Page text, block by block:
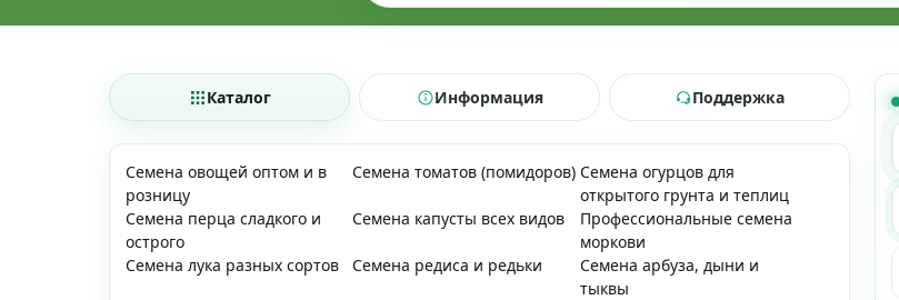
Каталог Информация Поддержка
Семена овощей оптом и в
розницу
Семена томатов (помидоров) Семена огурцов для
открытого грунта и теплиц
Семена перца сладкого и
острого
Семена капусты всех видов
Профессиональные семена
моркови
Семена лука разных сортов
Семена редиса и редьки
Семена арбуза, дыни и
тыквы